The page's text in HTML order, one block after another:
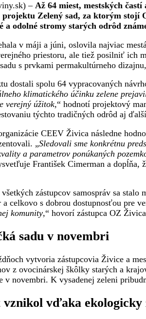
– Až 64 miest, mestských
Zelený sad, za ktorým stojí
a odolné stromy starých odrôd
v máji a júni, oslovila najviac
priestoru, ale tiež posilniť ich
s prvkami permakultúrneho
dostali spolu 64 vypracovaných
klimatického účinku zelene
verejný úžitok,“ hodnotí projektový
týchto tradičných odrôd aj
CEEV Živica následne
„Sledovali sme konkrétnu
a parametrov ponúkaných
František Cimerman a dopĺňa,
zástupcov samospráv sa
a celkovo s dobrou dostupnosťou pre
komunity,“ hovorí zástupca OZ
sadu v novembri
vytvoria zástupcovia Živice a
z ovocinárskej škôlky starých a
v novembri. K vysadenej zeleni
vďaka